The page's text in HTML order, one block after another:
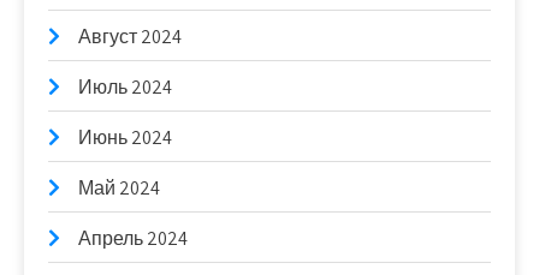
Август 2024
Июль 2024
Июнь 2024
Май 2024
Апрель 2024